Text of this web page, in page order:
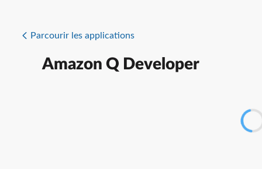
Parcourir les applications
Amazon Q Developer